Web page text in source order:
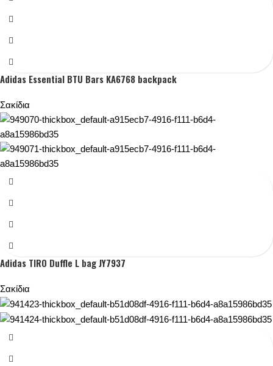
Adidas Essential BTU Bars KA6768 backpack
Σακίδια
Adidas TIRO Duffle L bag JY7937
Σακίδια